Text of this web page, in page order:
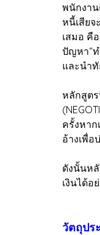
พนักงา
หนี้เสีย
เสมอ คื
ปัญหา“ท
และนำ
หลักสูต
ครั้งหา
อ้างเพื่อ
ดังนั้นหลั
เงินได้อ
วัตถุปร